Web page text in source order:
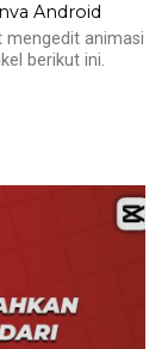
Android
mengedit animasi
berikut ini.